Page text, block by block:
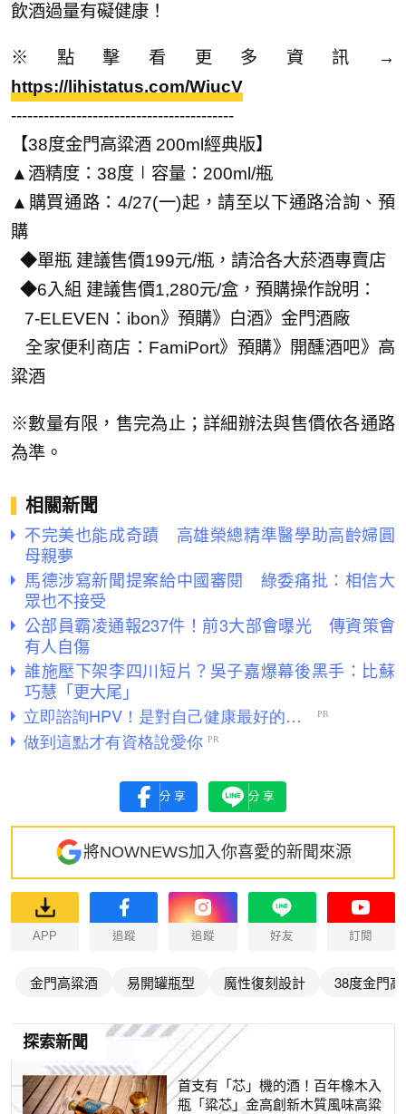
飲酒過量有礙健康！
※點擊看更多資訊→
https://lihistatus.com/WiucV
-----------------------------------------
【38度金門高粱酒 200ml經典版】
▲酒精度：38度∣容量：200ml/瓶
▲購買通路：4/27(一)起，請至以下通路洽詢、預
購
◆單瓶 建議售價199元/瓶，請洽各大菸酒專賣店
◆6入組 建議售價1,280元/盒，預購操作說明：
7-ELEVEN：ibon》預購》白酒》金門酒廠
全家便利商店：FamiPort》預購》開醺酒吧》高
粱酒
※數量有限，售完為止；詳細辦法與售價依各通路
為準。
相關新聞
不完美也能成奇蹟 高雄榮總精準醫學助高齡婦圓
母親夢
馬德涉寫新聞提案給中國審閱 綠委痛批：相信大
眾也不接受
公部員霸凌通報237件！前3大部會曝光 傳資策會
有人自傷
誰施壓下架李四川短片？吳子嘉爆幕後黑手：比蘇
巧慧「更大尾」
分享 分享
將NOWNEWS加入你喜愛的新聞來源
APP 追蹤 追蹤 好友 訂閱
金門高粱酒 易開罐瓶型 魔性復刻設計 38度金門
探索新聞
首支有「芯」機的酒！百年橡木入
瓶「粱芯」金高創新木質風味高粱